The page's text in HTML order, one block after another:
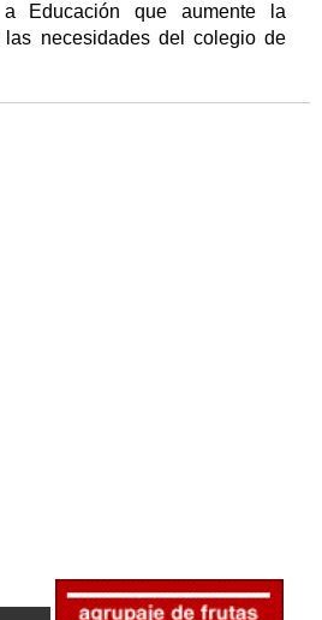
Educación que aumente la
necesidades del colegio de